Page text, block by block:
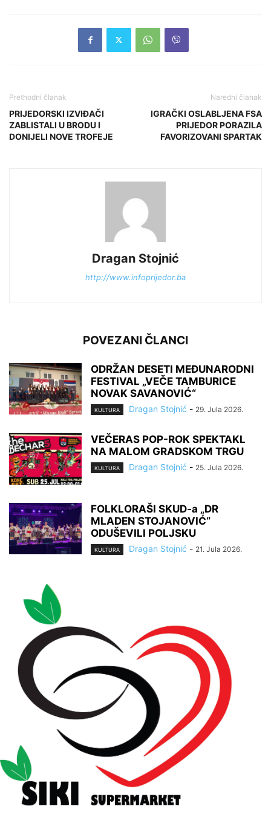
Prethodni članak
PRIJEDORSKI IZVIĐAČI
ZABLISTALI U BRODU I
DONIJELI NOVE TROFEJE
Naredni članak
IGRAČKI OSLABLJENA FSA
PRIJEDOR PORAZILA
FAVORIZOVANI SPARTAK
Dragan Stojnić
http://www.infoprijedor.ba
POVEZANI ČLANCI
ODRŽAN DESETI MEĐUNARODNI
FESTIVAL „VEČE TAMBURICE
NOVAK SAVANOVIĆ“
KULTURA Dragan Stojnić - 29. Jula 2026.
VEČERAS POP-ROK SPEKTAKL
NA MALOM GRADSKOM TRGU
KULTURA Dragan Stojnić - 25. Jula 2026.
FOLKLORAŠI SKUD-a „DR
MLADEN STOJANOVIĆ“
ODUŠEVILI POLJSKU
KULTURA Dragan Stojnić - 21. Jula 2026.